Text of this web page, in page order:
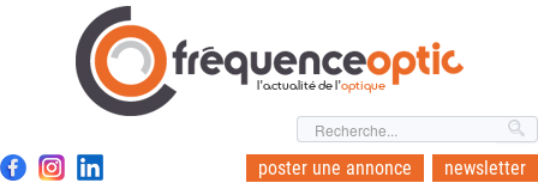
l'actualité de l'optique
poster une annonce newsletter